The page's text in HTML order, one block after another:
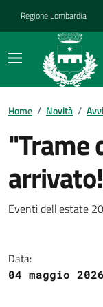
Regione Lombardia
Home / Novità /
"Trame
arrivato!
Dettagli
Eventi dell'estate
Data:
04 maggio 2026